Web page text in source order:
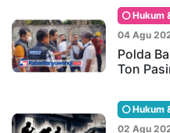
Hukum
04 Agu
Polda
Ton
Hukum
02 Agu